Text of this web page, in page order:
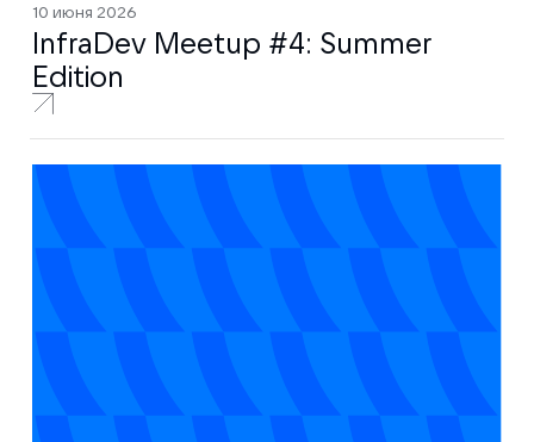
10 июня 2026
InfraDev Meetup #4: Summer
Edition